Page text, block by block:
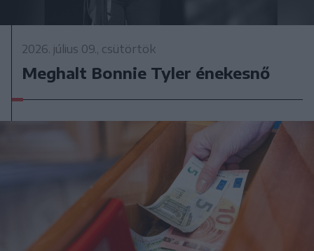
2026. július 09., csütörtök
Meghalt Bonnie Tyler énekesnő